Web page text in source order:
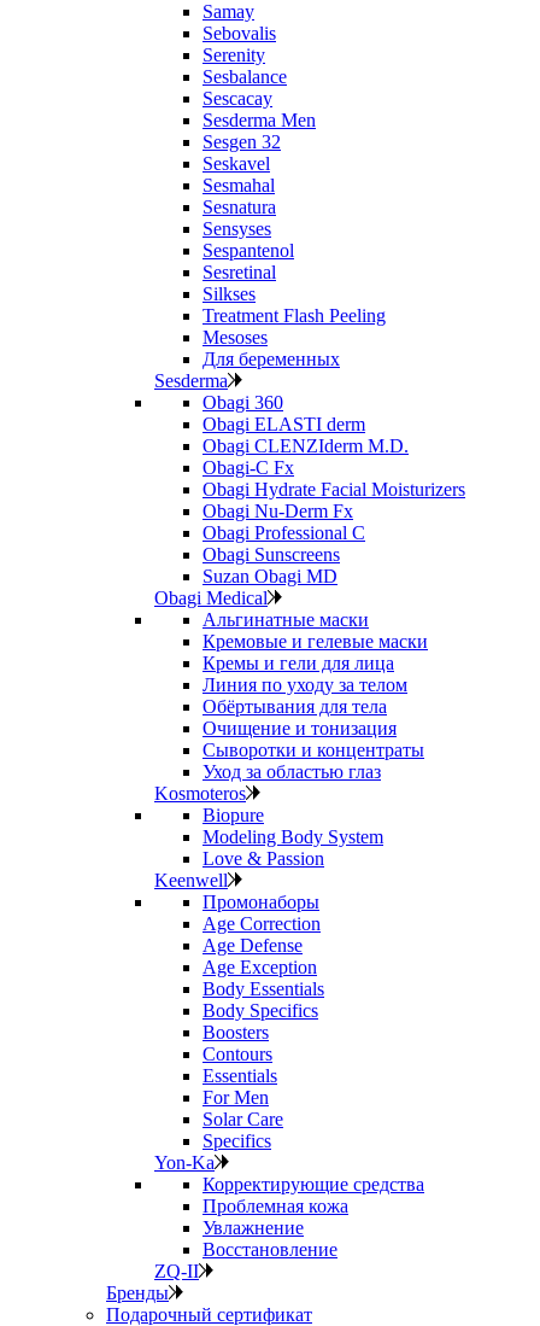
Samay
Sebovalis
Serenity
Sesbalance
Sescacay
Sesderma Men
Sesgen 32
Seskavel
Sesmahal
Sesnatura
Sensyses
Sespantenol
Sesretinal
Silkses
Treatment Flash Peeling
Mesoses
Для беременных
Sesderma
Obagi 360
Obagi ELASTI derm
Obagi CLENZIderm M.D.
Obagi-C Fx
Obagi Hydrate Facial Moisturizers
Obagi Nu-Derm Fx
Obagi Professional C
Obagi Sunscreens
Suzan Obagi MD
Obagi Medical
Альгинатные маски
Кремовые и гелевые маски
Кремы и гели для лица
Линия по уходу за телом
Обёртывания для тела
Очищение и тонизация
Сыворотки и концентраты
Уход за областью глаз
Kosmoteros
Biopure
Modeling Body System
Love & Passion
Keenwell
Промонаборы
Age Correction
Age Defense
Age Exception
Body Essentials
Body Specifics
Boosters
Contours
Essentials
For Men
Solar Care
Specifics
Yon-Ka
Корректирующие средства
Проблемная кожа
Увлажнение
Восстановление
ZQ-II
Бренды
Подарочный сертификат